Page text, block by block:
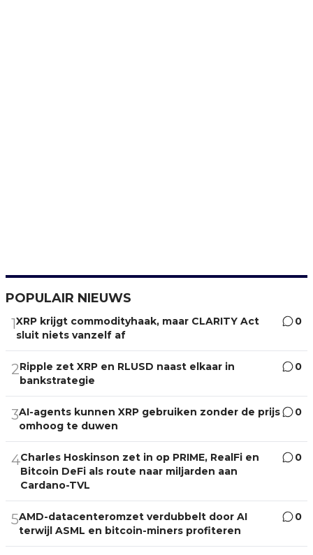
POPULAIR NIEUWS
1XRP krijgt commodityhaak, maar CLARITY Act
sluit niets vanzelf af
0
2Ripple zet XRP en RLUSD naast elkaar in
bankstrategie
0
3AI-agents kunnen XRP gebruiken zonder de prijs
omhoog te duwen
0
4Charles Hoskinson zet in op PRIME, RealFi en
Bitcoin DeFi als route naar miljarden aan
Cardano-TVL
0
5AMD-datacenteromzet verdubbelt door AI
terwijl ASML en bitcoin-miners profiteren
0